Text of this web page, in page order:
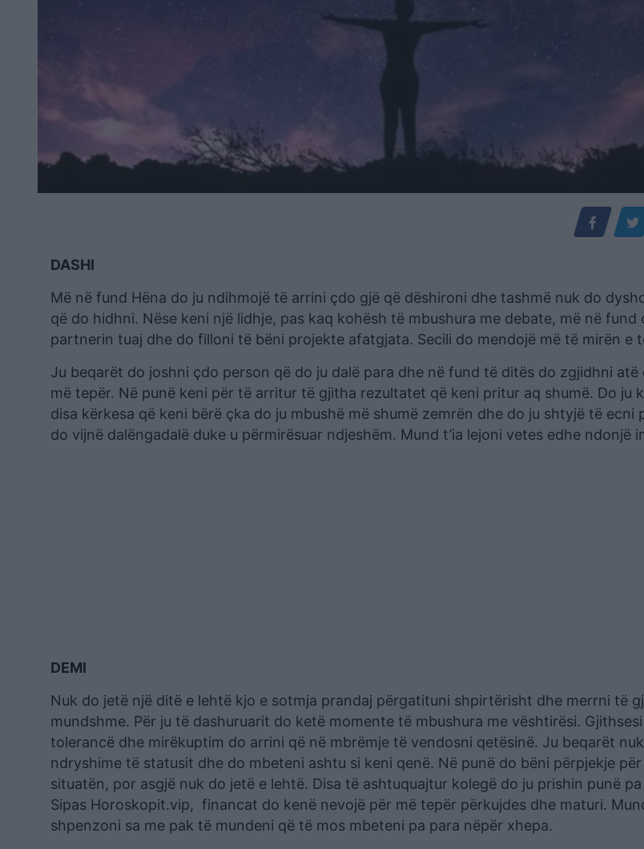
DASHI
Më në fund Hëna do ju ndihmojë të arrini çdo gjë që dëshironi dhe tashmë nuk do
që do hidhni. Nëse keni një lidhje, pas kaq kohësh të mbushura me debate, më në fund
partnerin tuaj dhe do filloni të bëni projekte afatgjata. Secili do mendojë më të mirën e
Ju beqarët do joshni çdo person që do ju dalë para dhe në fund të ditës do zgjidhni atë
më tepër. Në punë keni për të arritur të gjitha rezultatet që keni pritur aq shumë. Do ju
disa kërkesa që keni bërë çka do ju mbushë më shumë zemrën dhe do ju shtyjë të ecni
do vijnë dalëngadalë duke u përmirësuar ndjeshëm. Mund t’ia lejoni vetes edhe ndonjë
DEMI
Nuk do jetë një ditë e lehtë kjo e sotmja prandaj përgatituni shpirtërisht dhe merrni të
mundshme. Për ju të dashuruarit do ketë momente të mbushura me vështirësi.
tolerancë dhe mirëkuptim do arrini që në mbrëmje të vendosni qetësinë. Ju beqarët
ndryshime të statusit dhe do mbeteni ashtu si keni qenë. Në punë do bëni përpjekje
situatën, por asgjë nuk do jetë e lehtë. Disa të ashtuquajtur kolegë do ju prishin punë
Sipas Horoskopit.vip, financat do kenë nevojë për më tepër përkujdes dhe maturi.
shpenzoni sa me pak të mundeni që të mos mbeteni pa para nëpër xhepa.